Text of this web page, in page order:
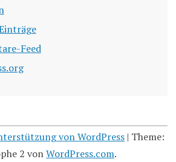
Feed
von WordPress | Theme:
2 vonWordPress.com.